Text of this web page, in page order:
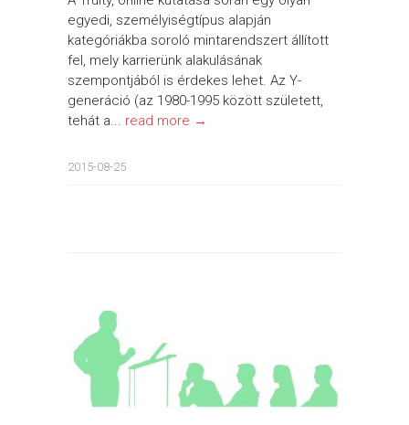
egyedi, személyiségtípus alapján
kategóriákba soroló mintarendszert állított
fel, mely karrierünk alakulásának
szempontjából is érdekes lehet. Az Y-
generáció (az 1980-1995 között született,
tehát a... read more →
2015-08-25